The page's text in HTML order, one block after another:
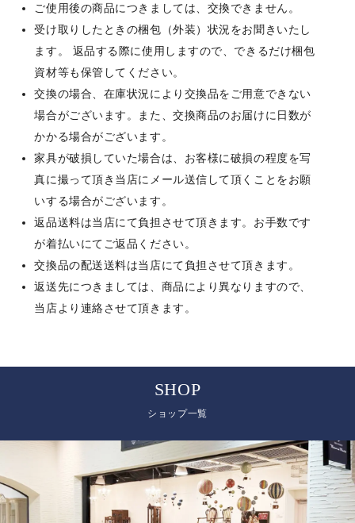
ご使用後の商品につきましては、交換できません。
受け取りしたときの梱包（外装）状況をお聞きいたし
ます。 返品する際に使用しますので、できるだけ梱包
資材等も保管してください。
交換の場合、在庫状況により交換品をご用意できない
場合がございます。また、交換商品のお届けに日数が
かかる場合がございます。
家具が破損していた場合は、お客様に破損の程度を写
真に撮って頂き当店にメール送信して頂くことをお願
いする場合がございます。
返品送料は当店にて負担させて頂きます。お手数です
が着払いにてご返品ください。
交換品の配送送料は当店にて負担させて頂きます。
返送先につきましては、商品により異なりますので、
当店より連絡させて頂きます。
SHOP
ショップ一覧